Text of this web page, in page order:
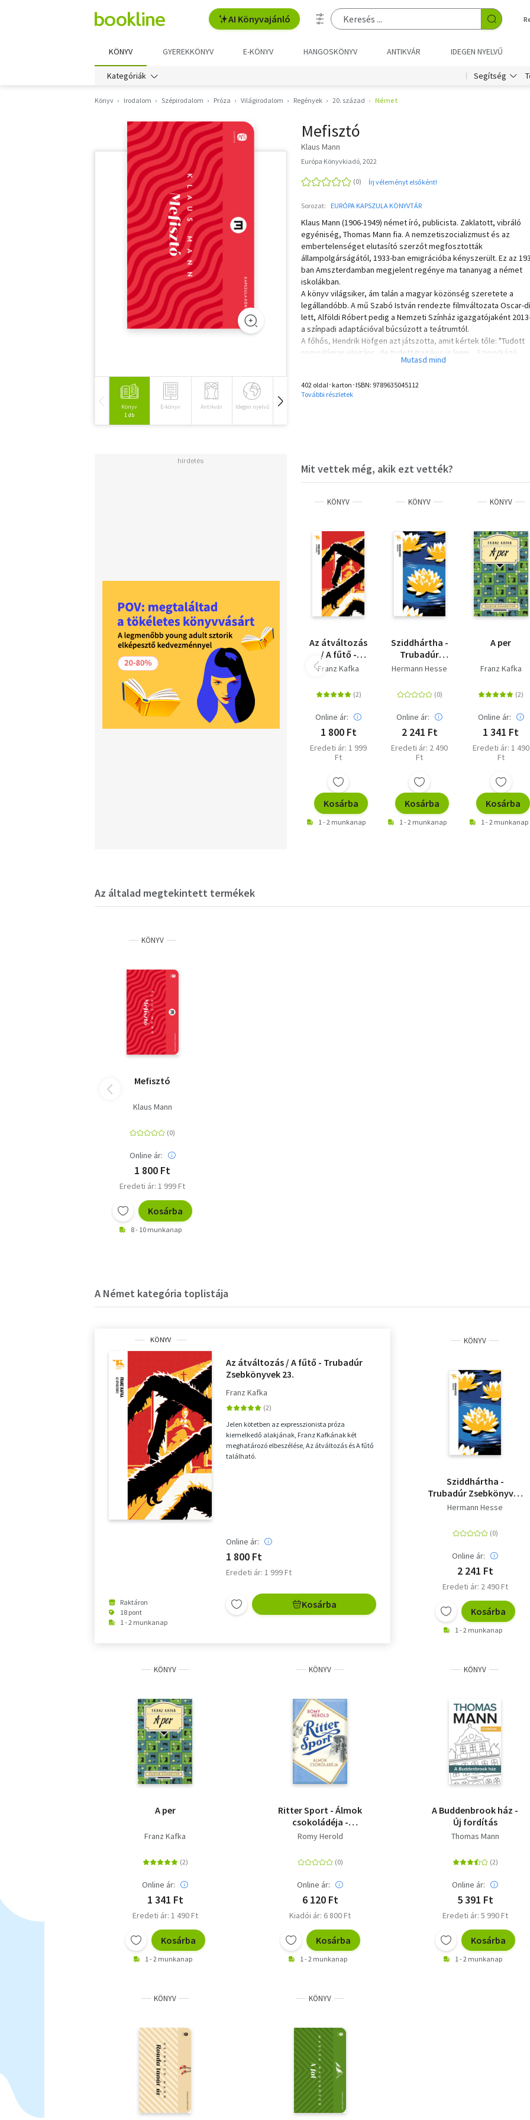
AI Könyvajánló
KÖNYV GYEREKKÖNYV E-KÖNYV HANGOSKÖNYV ANTIKVÁR IDEGEN NYELVŰ
Kategóriák Segítség
Könyv Irodalom Szépirodalom Próza Világirodalom Regények 20. század Német
Könyv
1 db
E-könyv Antikvár Idegen nyelvű Hangoskönyv
Mefisztó
Klaus Mann
Európa Könyvkiadó, 2022
Írj véleményt elsőként!
Sorozat: EURÓPA KAPSZULA KÖNYVTÁR
Klaus Mann (1906-1949) német író, publicista. Zaklatott, vibráló
egyéniség, Thomas Mann fia. A nemzetiszocializmust és az
embertelenséget elutasító szerzőt megfosztották
állampolgárságától, 1933-ban emigrációba kényszerült. Ez az
ban Amszterdamban megjelent regénye ma tananyag a német
iskolákban.
A könyv világsiker, ám talán a magyar közönség szeretete a
legállandóbb. A mű Szabó István rendezte filmváltozata Oscar-
lett, Alföldi Róbert pedig a Nemzeti Színház igazgatójaként
a színpadi adaptációval búcsúzott a teátrumtól.
A főhős, Hendrik Höfgen azt játszotta, amit kértek tőle: "Tudott
nagyvilágian elegáns, de tudott tragikus is lenni... Sziporkázó
szellemessége elbájolt, gőgösen felszegett álla, pattogó
gyámoltalanul révedező tekintete, zárkózott, kedves zavara
megindított. Jóságos volt vagy durva, dölyfös vagy gyöngéd,
szót is ejtsen".
402 oldal･karton･ISBN: 9789635045112
További részletek
Mit vettek még, akik ezt vették?
KÖNYV
Az átváltozás
/ A fűtő -
Trubadúr
23.
Franz Kafka
Online ár:
1 800 Ft
Eredeti ár: 1 999
Ft
Kosárba
1 - 2 munkanap
KÖNYV
Sziddhártha -
Trubadúr
Zsebkönyvek
Hermann Hesse
Online ár:
2 241 Ft
Eredeti ár: 2 490
Ft
Kosárba
1 - 2 munkanap
KÖNYV
A per
Franz Kafka
Online ár:
1 341 Ft
Eredeti ár: 1 490
Ft
Kosárba
1 - 2 munkanap
Az általad megtekintett termékek
KÖNYV
Mefisztó
Klaus Mann
Online ár:
1 800 Ft
Eredeti ár: 1 999 Ft
Kosárba
8 - 10 munkanap
A Német kategória toplistája
KÖNYV
Raktáron
18 pont
1 - 2 munkanap
Az átváltozás / A fűtő - Trubadúr
Zsebkönyvek 23.
Franz Kafka
Jelen kötetben az expresszionista próza
kiemelkedő alakjának, Franz Kafkának két
meghatározó elbeszélése, Az átváltozás és A fűtő
található.
Online ár:
1 800 Ft
Eredeti ár: 1 999 Ft
Kosárba
KÖNYV
Sziddhártha -
Trubadúr Zsebkönyvek
92.
Hermann Hesse
Online ár:
2 241 Ft
Eredeti ár: 2 490 Ft
Kosárba
1 - 2 munkanap
KÖNYV
A per
Franz Kafka
Online ár:
1 341 Ft
Eredeti ár: 1 490 Ft
Kosárba
1 - 2 munkanap
KÖNYV
Ritter Sport - Álmok
csokoládéja -
(Különleges kiadás)
Romy Herold
Online ár:
6 120 Ft
Kiadói ár: 6 800 Ft
Kosárba
1 - 2 munkanap
KÖNYV
A Buddenbrook ház -
Új fordítás
Thomas Mann
Online ár:
5 391 Ft
Eredeti ár: 5 990 Ft
Kosárba
1 - 2 munkanap
KÖNYV KÖNYV